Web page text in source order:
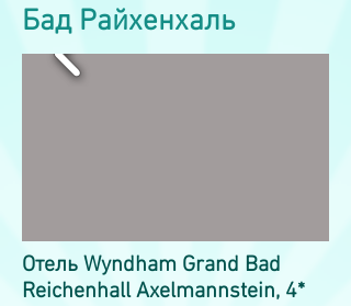
Бад Райхенхаль
Отель Wyndham Grand Bad
Reichenhall Axelmannstein, 4*